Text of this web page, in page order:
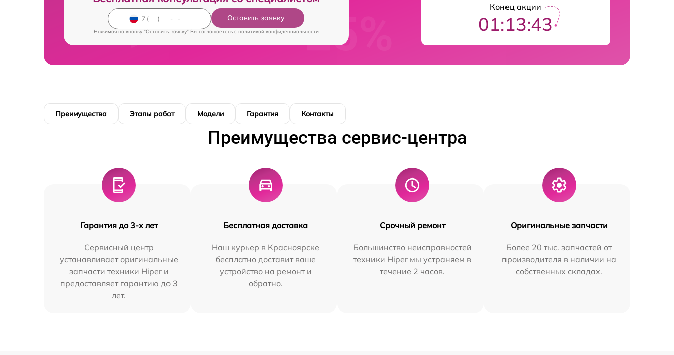
Оставить заявку
Нажимая на кнопку "Оставить заявку" Вы соглашаетесь c политикой конфиденциальности
Конец акции
01:13:42
Преимущества Этапы работ Модели Гарантия Контакты
Преимущества сервис-центра
Гарантия до 3-х лет
Сервисный центр
устанавливает оригинальные
запчасти техники Hiper и
предоставляет гарантию до 3
лет.
Бесплатная доставка
Наш курьер в Красноярске
бесплатно доставит ваше
устройство на ремонт и
обратно.
Срочный ремонт
Большинство неисправностей
техники Hiper мы устраняем в
течение 2 часов.
Оригинальные запчасти
Более 20 тыс. запчастей от
производителя в наличии на
собственных складах.